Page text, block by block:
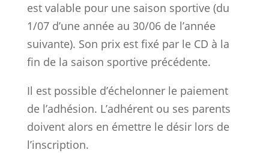
est valable pour une saison sportive (du
1/07 d’une année au 30/06 de l’année
suivante). Son prix est fixé par le CD à la
fin de la saison sportive précédente.
Il est possible d’échelonner le paiement
de l’adhésion. L’adhérent ou ses parents
doivent alors en émettre le désir lors de
l’inscription.